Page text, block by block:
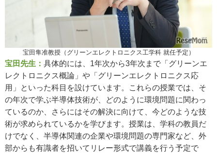
宝田隼准教授（グリーンエレクトロニクス工学科 就任予定）
宝田先生： 具体的には、1年次から3年次まで「グリーンエ
レクトロニクス概論」や「グリーンエレクトロニクス応
用」といった科目を設けています。これらの授業では、そ
の年次で学ぶ半導体技術が、どのように環境問題に関わっ
ているのか、さらにはその解決に向けて、今どのような技
術が求められているかを学びます。授業は、学科の教員だ
けでなく、半導体関連の企業や環境問題の専門家など、外
部からも有識者を招いてリレー形式で講義を行う予定で